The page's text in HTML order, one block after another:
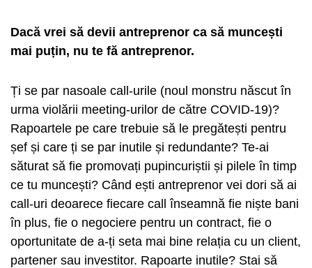
Dacă vrei să devii antreprenor ca să muncești
mai puțin, nu te fă antreprenor.
Ți se par nasoale call-urile (noul monstru născut în
urma violării meeting-urilor de către COVID-19)?
Rapoartele pe care trebuie să le pregătești pentru
șef și care ți se par inutile și redundante? Te-ai
săturat să fie promovați pupincuriștii și pilele în timp
ce tu muncești? Când ești antreprenor vei dori să ai
call-uri deoarece fiecare call înseamnă fie niște bani
în plus, fie o negociere pentru un contract, fie o
oportunitate de a-ți seta mai bine relația cu un client,
partener sau investitor. Rapoarte inutile? Stai să